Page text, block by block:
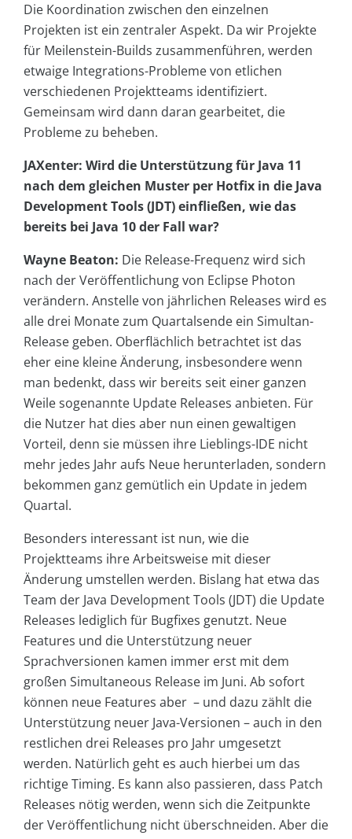
Die Koordination zwischen den einzelnen
Projekten ist ein zentraler Aspekt. Da wir Projekte
für Meilenstein-Builds zusammenführen, werden
etwaige Integrations-Probleme von etlichen
verschiedenen Projektteams identifiziert.
Gemeinsam wird dann daran gearbeitet, die
Probleme zu beheben.
JAXenter: Wird die Unterstützung für Java 11
nach dem gleichen Muster per Hotfix in die Java
Development Tools (JDT) einfließen, wie das
bereits bei Java 10 der Fall war?
Wayne Beaton: Die Release-Frequenz wird sich
nach der Veröffentlichung von Eclipse Photon
verändern. Anstelle von jährlichen Releases wird es
alle drei Monate zum Quartalsende ein Simultan-
Release geben. Oberflächlich betrachtet ist das
eher eine kleine Änderung, insbesondere wenn
man bedenkt, dass wir bereits seit einer ganzen
Weile sogenannte Update Releases anbieten. Für
die Nutzer hat dies aber nun einen gewaltigen
Vorteil, denn sie müssen ihre Lieblings-IDE nicht
mehr jedes Jahr aufs Neue herunterladen, sondern
bekommen ganz gemütlich ein Update in jedem
Quartal.
Besonders interessant ist nun, wie die
Projektteams ihre Arbeitsweise mit dieser
Änderung umstellen werden. Bislang hat etwa das
Team der Java Development Tools (JDT) die Update
Releases lediglich für Bugfixes genutzt. Neue
Features und die Unterstützung neuer
Sprachversionen kamen immer erst mit dem
großen Simultaneous Release im Juni. Ab sofort
können neue Features aber – und dazu zählt die
Unterstützung neuer Java-Versionen – auch in den
restlichen drei Releases pro Jahr umgesetzt
werden. Natürlich geht es auch hierbei um das
richtige Timing. Es kann also passieren, dass Patch
Releases nötig werden, wenn sich die Zeitpunkte
der Veröffentlichung nicht überschneiden. Aber die